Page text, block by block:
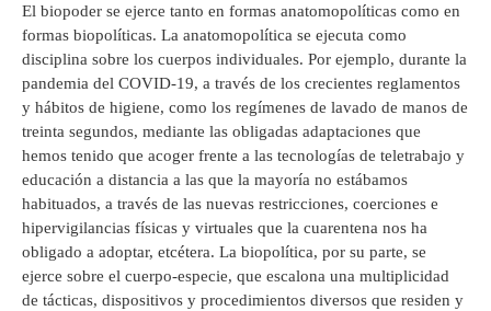
El biopoder se ejerce tanto en formas anatomopolíticas como en
formas biopolíticas. La anatomopolítica se ejecuta como
disciplina sobre los cuerpos individuales. Por ejemplo, durante la
pandemia del COVID-19, a través de los crecientes reglamentos
y hábitos de higiene, como los regímenes de lavado de manos de
treinta segundos, mediante las obligadas adaptaciones que
hemos tenido que acoger frente a las tecnologías de teletrabajo y
educación a distancia a las que la mayoría no estábamos
habituados, a través de las nuevas restricciones, coerciones e
hipervigilancias físicas y virtuales que la cuarentena nos ha
obligado a adoptar, etcétera. La biopolítica, por su parte, se
ejerce sobre el cuerpo-especie, que escalona una multiplicidad
de tácticas, dispositivos y procedimientos diversos que residen y